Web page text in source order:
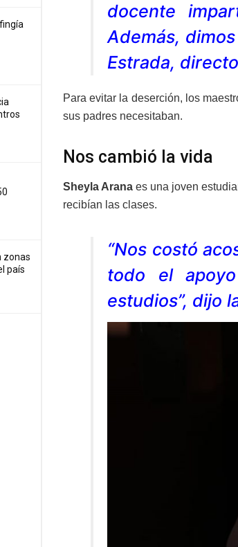
zonas
país
docente
Además,
Estrada,
Para evitar la deserción, los
sus padres necesitaban.
Nos cambió la vida
Sheyla Arana es una joven
recibían las clases.
“Nos costó
todo el
estudios”, dijo